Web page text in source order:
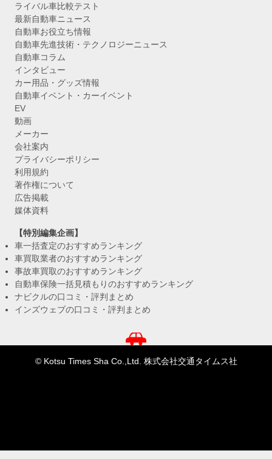
ライバル車比較テスト
最新自動車ニュース
自動車お役立ち情報
自動車先進技術・テクノロジーニュース
自動車コラム
インタビュー
カー用品・グッズ情報
自動車イベント・カーイベント
EV
動画
メーカー
会社案内
プライバシーポリシー
利用規約
著作権について
広告掲載
媒体資料
【特別編集企画】
車一括査定のおすすめランキング
車買取業者のおすすめランキング
事故車買取のおすすめランキング
自動車保険一括見積もりのおすすめランキング
ナビクルの口コミ・評判まとめ
インズウェブの口コミ・評判まとめ
© Kotsu Times Sha Co.,Ltd. 株式会社交通タイムス社